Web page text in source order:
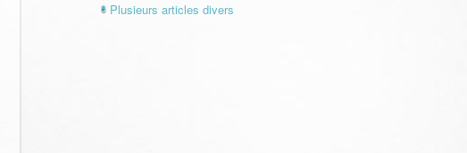
Plusieurs articles divers